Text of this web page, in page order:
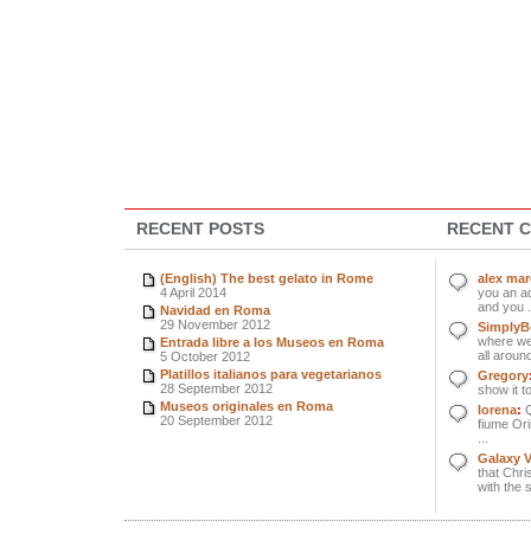
RECENT POSTS RECENT
(English) The best gelato in Rome
4 April 2014
Navidad en Roma
29 November 2012
Entrada libre a los Museos en Roma
5 October 2012
Platillos italianos para vegetarianos
28 September 2012
Museos originales en Roma
20 September 2012
alex
you an
and you
where
all
Gregory
show it
lorena:
fiume
Galaxy
that
with the